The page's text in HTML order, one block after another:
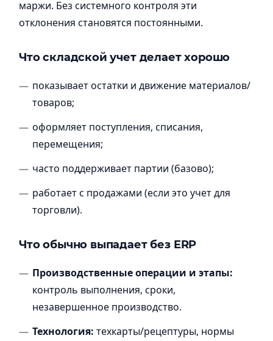
маржи. Без системного контроля эти
отклонения становятся постоянными.
Что складской учет делает хорошо
показывает остатки и движение материалов/
товаров;
оформляет поступления, списания,
перемещения;
часто поддерживает партии (базово);
работает с продажами (если это учет для
торговли).
Что обычно выпадает без ERP
Производственные операции и этапы:
контроль выполнения, сроки,
незавершенное производство.
Технология: техкарты/рецептуры, нормы